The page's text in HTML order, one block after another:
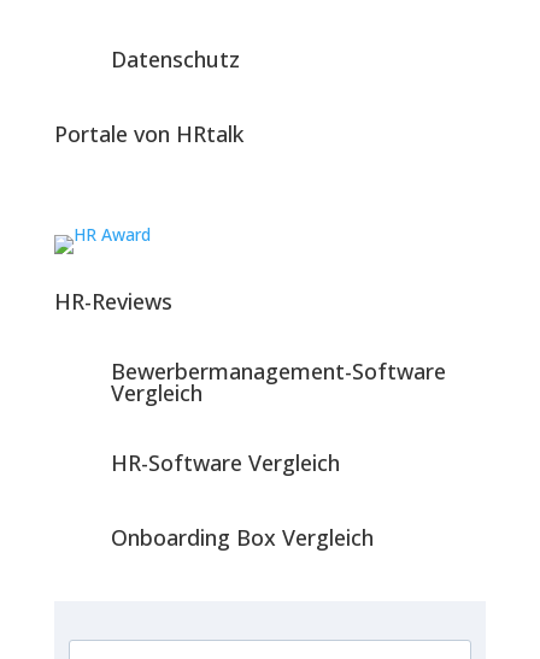
Datenschutz
Portale von HRtalk
HR-Reviews
Bewerbermanagement-Software
Vergleich
HR-Software Vergleich
Onboarding Box Vergleich